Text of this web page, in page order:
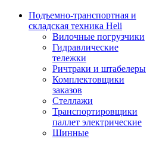
Подъемно-транспортная и
складская техника Heli
Вилочные погрузчики
Гидравлические
тележки
Ричтраки и штабелеры
Комплектовщики
заказов
Стеллажи
Транспортировщики
паллет электрические
Шинные